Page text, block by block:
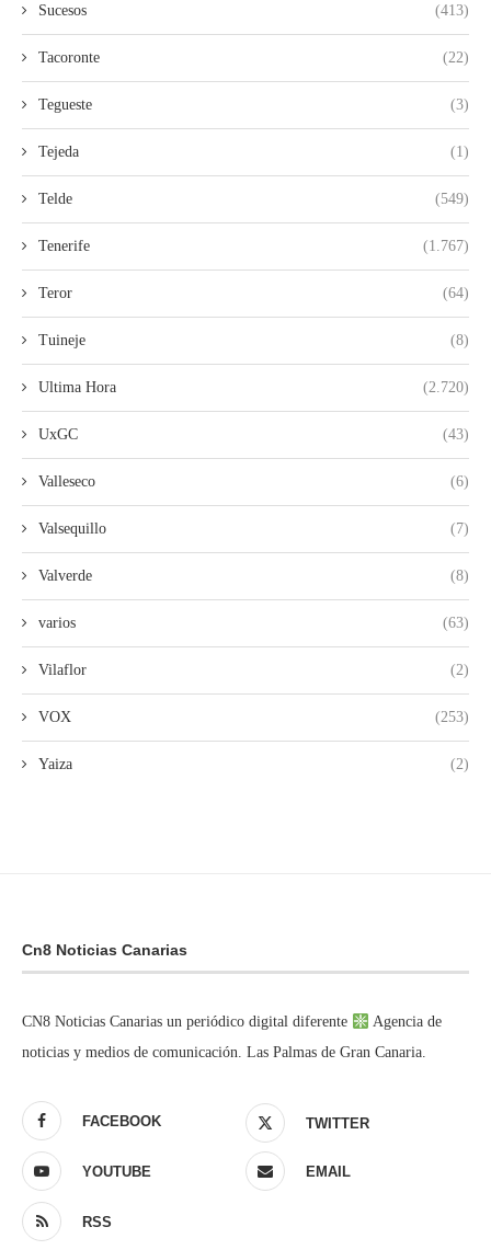
Sucesos (413)
Tacoronte (22)
Tegueste (3)
Tejeda (1)
Telde (549)
Tenerife (1.767)
Teror (64)
Tuineje (8)
Ultima Hora (2.720)
UxGC (43)
Valleseco (6)
Valsequillo (7)
Valverde (8)
varios (63)
Vilaflor (2)
VOX (253)
Yaiza (2)
Cn8 Noticias Canarias
CN8 Noticias Canarias un periódico digital diferente
Agencia de
noticias y medios de comunicación. Las Palmas de Gran Canaria.
FACEBOOK TWITTER
YOUTUBE EMAIL
RSS